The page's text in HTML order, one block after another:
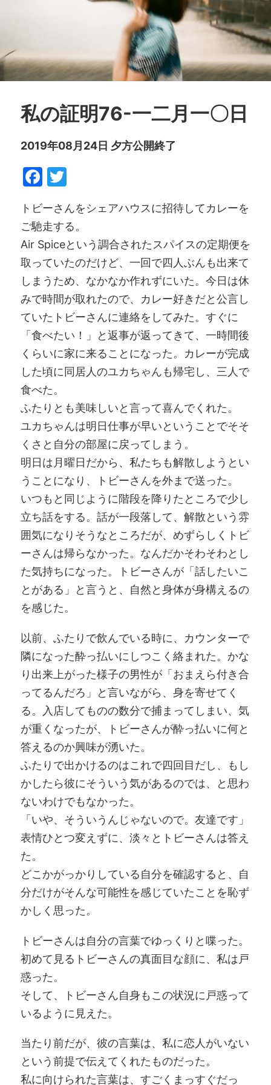
私の証明76-一二月一〇日
2019年08月24日 夕方公開終了
Facebook
Twitter
トビーさんをシェアハウスに招待してカレーを
ご馳走する。
Air Spiceという調合されたスパイスの定期便を
取っていたのだけど、一回で四人ぶんも出来て
しまうため、なかなか作れずにいた。今日は休
みで時間が取れたので、カレー好きだと公言し
ていたトビーさんに連絡をしてみた。すぐに
「食べたい！」と返事が返ってきて、一時間後
くらいに家に来ることになった。カレーが完成
した頃に同居人のユカちゃんも帰宅し、三人で
食べた。
ふたりとも美味しいと言って喜んでくれた。
ユカちゃんは明日仕事が早いということでそそ
くさと自分の部屋に戻ってしまう。
明日は月曜日だから、私たちも解散しようとい
うことになり、トビーさんを外まで送った。
いつもと同じように階段を降りたところで少し
立ち話をする。話が一段落して、解散という雰
囲気になりそうなところだが、めずらしくトビ
ーさんは帰らなかった。なんだかそわそわとし
た気持ちになった。トビーさんが「話したいこ
とがある」と言うと、自然と身体が身構えるの
を感じた。
以前、ふたりで飲んでいる時に、カウンターで
隣になった酔っ払いにしつこく絡まれた。かな
り出来上がった様子の男性が「おまえら付き合
ってるんだろ」と言いながら、身を寄せてく
る。入店してものの数分で捕まってしまい、気
が重くなったが、トビーさんが酔っ払いに何と
答えるのか興味が湧いた。
ふたりで出かけるのはこれで四回目だし、もし
かしたら彼にそういう気があるのでは、と思わ
ないわけでもなかった。
「いや、そういうんじゃないので。友達です」
表情ひとつ変えずに、淡々とトビーさんは答え
た。
どこかがっかりしている自分を確認すると、自
分だけがそんな可能性を感じていたことを恥ず
かしく思った。
トビーさんは自分の言葉でゆっくりと喋った。
初めて見るトビーさんの真面目な顔に、私は戸
惑った。
そして、トビーさん自身もこの状況に戸惑って
いるように見えた。
当たり前だが、彼の言葉は、私に恋人がいない
という前提で伝えてくれたものだった。
私に向けられた言葉は、すごくまっすぐだっ